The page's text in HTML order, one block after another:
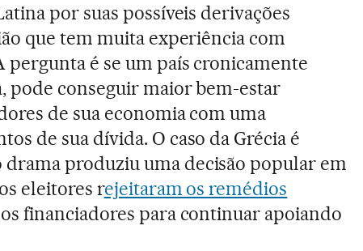
por suas possíveis derivações
que tem muita experiência com
é se um país cronicamente
pode conseguir maior bem-estar
de sua economia com uma
de sua dívida. O caso da Grécia é
produziu uma decisão popular em
eleitores rejeitaram os remédios
financiadores para continuar apoiando